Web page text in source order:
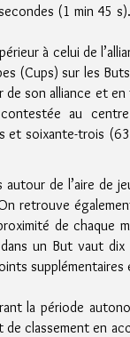
(1 min 45 s).
à celui de
(Cups) sur les
de son alliance et
au
et soixante-trois
de l’aire de
retrouve
de chaque
un But vaut
la période
de classement en